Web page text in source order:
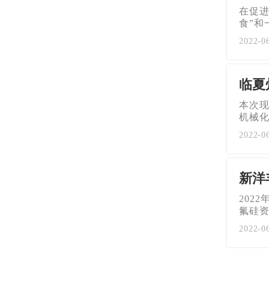
在促
食”和
2022-
临
本次
机械
2022-
新洋
2022
氟硅
2022-